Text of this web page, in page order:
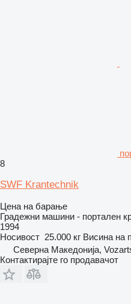
8
SWF Krantechnik
Цена на барање
Градежни машини - портален
1994
Носивост 25.000 кг Висина на
Северна Македонија,
Контактирајте го продавачот